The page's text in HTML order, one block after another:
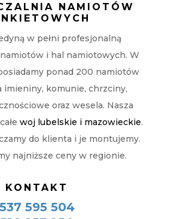
NAMIOTÓW
w pełni profesjonalną
i hal namiotowych. W
ponad 200 namiotów
imieniny, komunie, chrzciny,
oraz wesela. Nasza
woj lubelskie i mazowieckie.
do klienta i je montujemy.
najniższe ceny w regionie.
KONTAKT
537 595 504